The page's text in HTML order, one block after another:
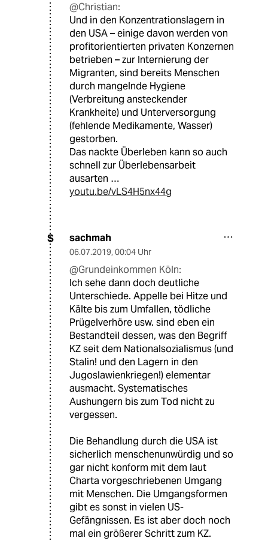
@Christian:
Und in den Konzentrationslagern in
den USA – einige davon werden von
profitorientierten privaten Konzernen
betrieben – zur Internierung der
Migranten, sind bereits Menschen
durch mangelnde Hygiene
(Verbreitung ansteckender
Krankheite) und Unterversorgung
(fehlende Medikamente, Wasser)
gestorben.
Das nackte Überleben kann so auch
schnell zur Überlebensarbeit
ausarten …
youtu.be/vLS4H5nx44g
S sachmah
06.07.2019, 00:04 Uhr
@Grundeinkommen Köln:
Ich sehe dann doch deutliche
Unterschiede. Appelle bei Hitze und
Kälte bis zum Umfallen, tödliche
Prügelverhöre usw. sind eben ein
Bestandteil dessen, was den Begriff
KZ seit dem Nationalsozialismus (und
Stalin! und den Lagern in den
Jugoslawienkriegen!) elementar
ausmacht. Systematisches
Aushungern bis zum Tod nicht zu
vergessen.
Die Behandlung durch die USA ist
sicherlich menschenunwürdig und so
gar nicht konform mit dem laut
Charta vorgeschriebenen Umgang
mit Menschen. Die Umgangsformen
gibt es sonst in vielen US-
Gefängnissen. Es ist aber doch noch
mal ein größerer Schritt zum KZ.